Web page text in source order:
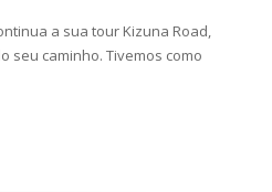
RAW: Chad Gable e
de Dominik Mysterio
a sua tour Kizuna Road,
seu caminho. Tivemos como